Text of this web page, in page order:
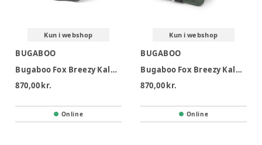
Kun i webshop
BUGABOO
Bugaboo Fox Breezy Kaleche - Moon Grey
870,00 kr.
Online
Kun i webshop
BUGABOO
Bugaboo Fox Breezy Kaleche - Forest Green
870,00 kr.
Online